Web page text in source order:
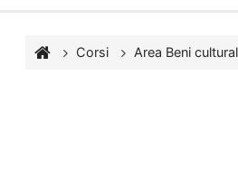
Corsi Area Beni